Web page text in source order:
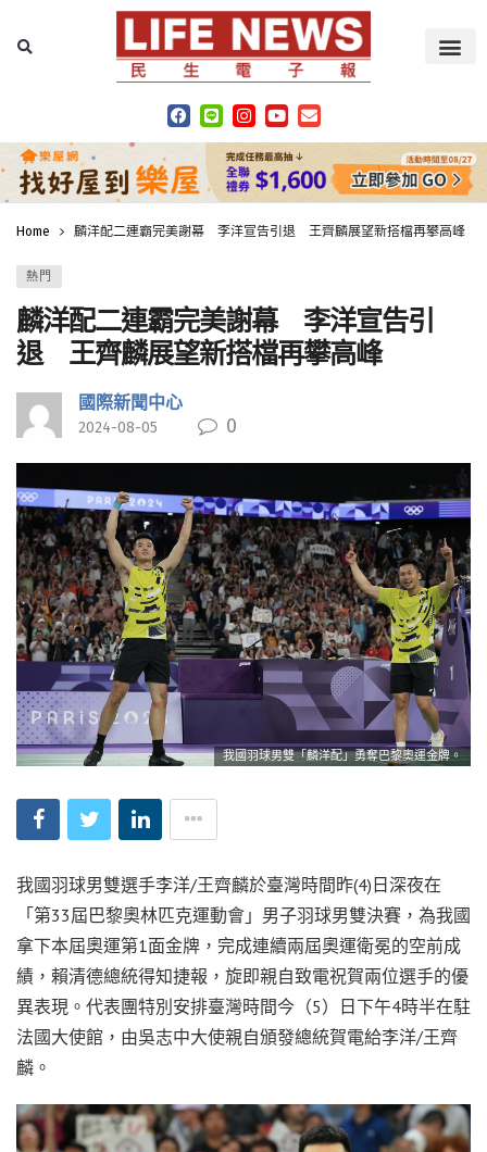
Home 麟洋配二連霸完美謝幕 李洋宣告引退 王齊麟展望新搭檔再攀高峰
熱門
麟洋配二連霸完美謝幕 李洋宣告引
退 王齊麟展望新搭檔再攀高峰
國際新聞中心
2024-08-05 0
我國羽球男雙「麟洋配」勇奪巴黎奧運金牌。
我國羽球男雙選手李洋/王齊麟於臺灣時間昨(4)日深夜在
「第33屆巴黎奧林匹克運動會」男子羽球男雙決賽，為我國
拿下本屆奧運第1面金牌，完成連續兩屆奧運衛冕的空前成
績，賴清德總統得知捷報，旋即親自致電祝賀兩位選手的優
異表現。代表團特別安排臺灣時間今（5）日下午4時半在駐
法國大使館，由吳志中大使親自頒發總統賀電給李洋/王齊
麟。